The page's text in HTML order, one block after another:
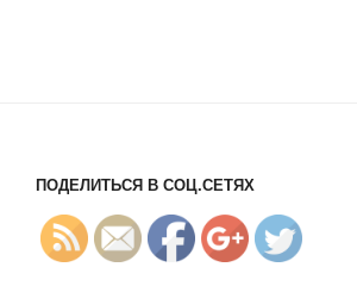
ПОДЕЛИТЬСЯ В СОЦ.СЕТЯХ
D1%81/">